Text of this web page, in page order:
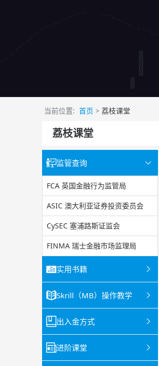
当前位置: 首页 > 荔枝课堂
荔枝课堂
监管查询
FCA 英国金融行为监管局
ASIC 澳大利亚证券投资委员会
CySEC 塞浦路斯证监会
FINMA 瑞士金融市场监理局
实用书籍
Skrill（MB）操作教学
出入金方式
进阶课堂